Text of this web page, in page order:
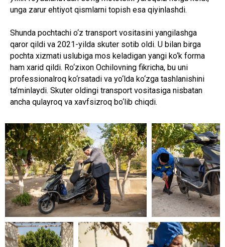
unga zarur ehtiyot qismlarni topish esa qiyinlashdi.
Shunda pochtachi o‘z transport vositasini yangilashga
qaror qildi va 2021-yilda skuter sotib oldi. U bilan birga
pochta xizmati uslubiga mos keladigan yangi ko‘k forma
ham xarid qildi. Ro‘zixon Ochilovning fikricha, bu uni
professionalroq ko‘rsatadi va yo‘lda ko‘zga tashlanishini
ta’minlaydi. Skuter oldingi transport vositasiga nisbatan
ancha qulayroq va xavfsizroq bo‘lib chiqdi.